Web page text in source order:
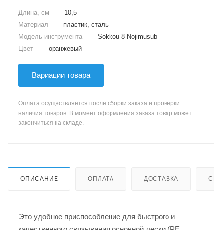
Длина, см —
10,5
Материал
—
пластик, сталь
Модель инструмента — Sokkou 8 Nojimusub
Цвет — оранжевый
Вариации товара
Оплата осуществляется после сборки заказа и проверки
наличия товаров. В момент оформления заказа товар может
закончиться на складе.
ОПИСАНИЕ ОПЛАТА ДОСТАВКА
Это удобное приспособление для быстрого и